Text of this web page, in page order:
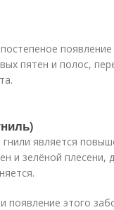
пятен и полос,
является
и зелёной
появление этого